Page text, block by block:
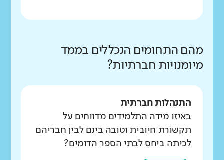
מהם התחומים הנכללים בממד
מיומנויות חברתיות?
התנהלות חברתית
באיזו מידה התלמידים מדווחים על
תקשורת חיובית וטובה בינם לבין חבריהם
לכיתה ביחס לבתי הספר הדומים?